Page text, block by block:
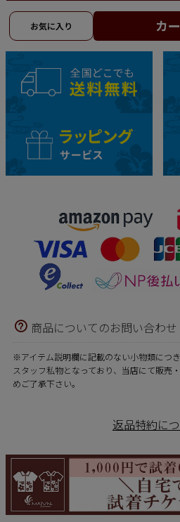
カ
商品についてのお問い合わせ
※アイテム説明欄に記載のない小物類につ
スタッフ私物となっており、当店にて販売
めご了承下さい。
返品特約に